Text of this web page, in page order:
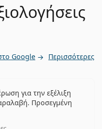
Google Περισσότερες
για την εξέλιξη
Προσεγμένη